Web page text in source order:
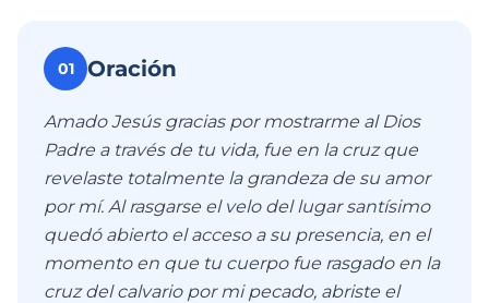
01 Oración
Amado Jesús gracias por mostrarme al Dios
Padre a través de tu vida, fue en la cruz que
revelaste totalmente la grandeza de su amor
por mí. Al rasgarse el velo del lugar santísimo
quedó abierto el acceso a su presencia, en el
momento en que tu cuerpo fue rasgado en la
cruz del calvario por mi pecado, abriste el